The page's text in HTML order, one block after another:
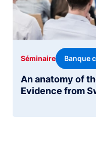
An anatomy of
Evidence from
Séminaire Banque